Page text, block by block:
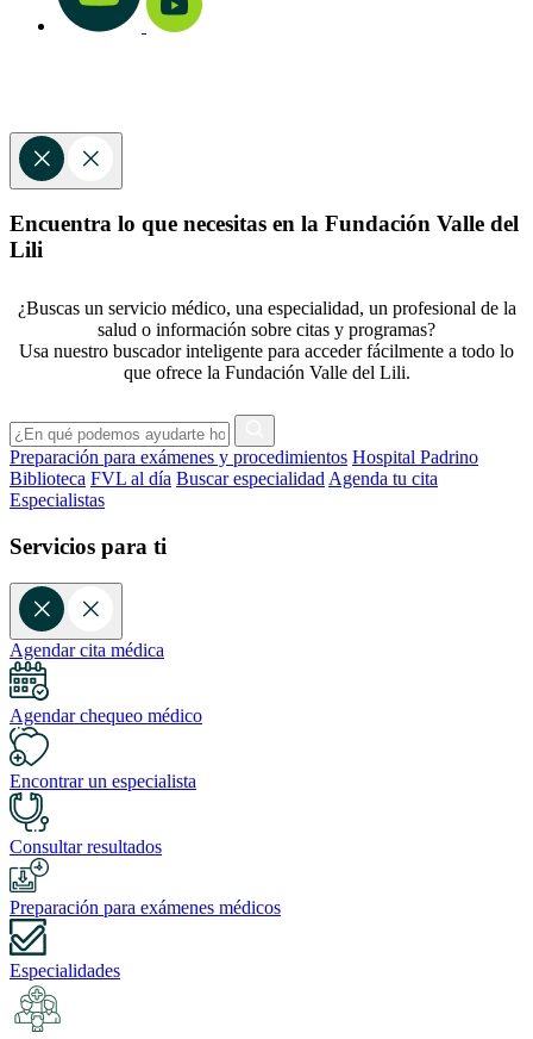
Encuentra lo que necesitas en la Fundación Valle del
Lili
¿Buscas un servicio médico, una especialidad, un profesional de la
salud o información sobre citas y programas?
Usa nuestro buscador inteligente para acceder fácilmente a todo lo
que ofrece la Fundación Valle del Lili.
Preparación para exámenes y procedimientos Hospital Padrino
Biblioteca FVL al día Buscar especialidad Agenda tu cita
Especialistas
Servicios para ti
Agendar cita médica
Agendar chequeo médico
Encontrar un especialista
Consultar resultados
Preparación para exámenes médicos
Especialidades